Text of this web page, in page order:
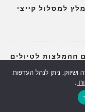
למסלול קייצי
ההמלצות לטיולים
מסלול קל ומוצל
ושיווק. ניתן לנהל העדפות
.